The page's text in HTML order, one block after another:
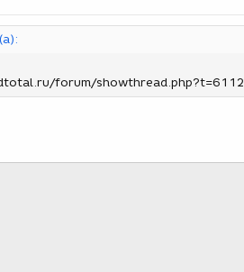
forum/showthread.php?t=6112